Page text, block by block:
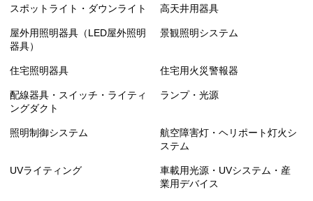
スポットライト・ダウンライト 高天井用器具
屋外用照明器具（LED屋外照明
器具）
景観照明システム
住宅照明器具 住宅用火災警報器
配線器具・スイッチ・ライティ
ングダクト
ランプ・光源
照明制御システム
航空障害灯・ヘリポート灯火シ
ステム
UVライティング
車載用光源・UVシステム・産
業用デバイス